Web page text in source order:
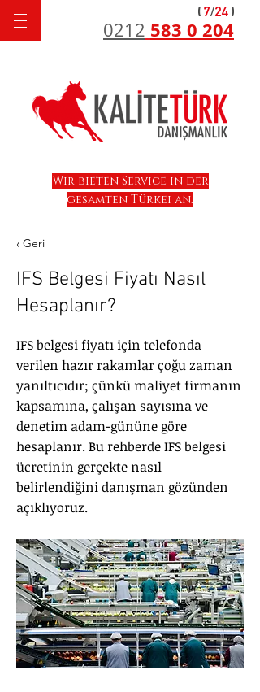
0212 583 0 204
Wir bieten Service in der
gesamten Türkei an.
‹ Geri
IFS Belgesi Fiyatı Nasıl
Hesaplanır?
IFS belgesi fiyatı için telefonda
verilen hazır rakamlar çoğu zaman
yanıltıcıdır; çünkü maliyet firmanın
kapsamına, çalışan sayısına ve
denetim adam-gününe göre
hesaplanır. Bu rehberde IFS belgesi
ücretinin gerçekte nasıl
belirlendiğini danışman gözünden
açıklıyoruz.